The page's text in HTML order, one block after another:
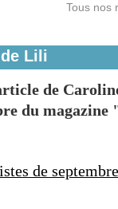
Tous nos
Lili
de
du magazine
de